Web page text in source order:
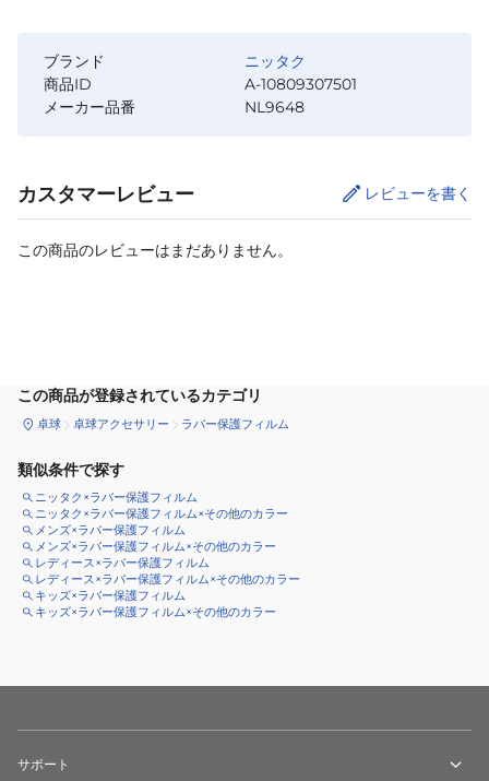
ブランド
ニッタク
商品ID
A-10809307501
メーカー品番
NL9648
カスタマーレビュー レビューを書く
この商品のレビューはまだありません。
この商品が登録されているカテゴリ
卓球 卓球アクセサリー ラバー保護フィルム
類似条件で探す
ニッタク×ラバー保護フィルム
ニッタク×ラバー保護フィルム×その他のカラー
メンズ×ラバー保護フィルム
メンズ×ラバー保護フィルム×その他のカラー
レディース×ラバー保護フィルム
レディース×ラバー保護フィルム×その他のカラー
キッズ×ラバー保護フィルム
キッズ×ラバー保護フィルム×その他のカラー
サポート